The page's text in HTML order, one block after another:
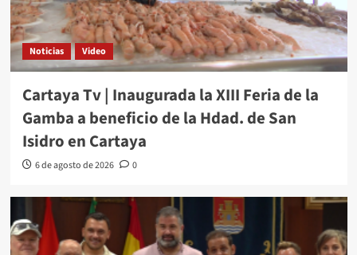
Noticias Video
Cartaya Tv | Inaugurada la XIII Feria de la
Gamba a beneficio de la Hdad. de San
Isidro en Cartaya
6 de agosto de 2026 0